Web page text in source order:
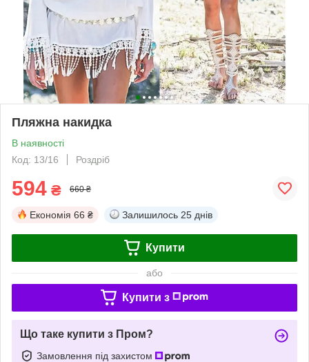
Пляжна накидка
В наявності
Код: 13/16
Роздріб
594 ₴ 660 ₴
Економія 66 ₴ Залишилось 25 днів
Купити
або
Купити з
Що таке купити з Пром?
Замовлення під захистом